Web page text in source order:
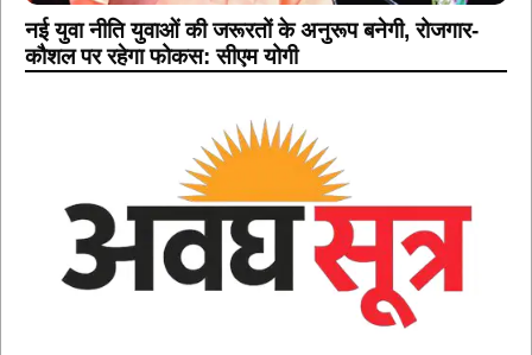
नई युवा नीति युवाओं की जरूरतों के अनुरूप बनेगी, रोजगार-
कौशल पर रहेगा फोकस: सीएम योगी